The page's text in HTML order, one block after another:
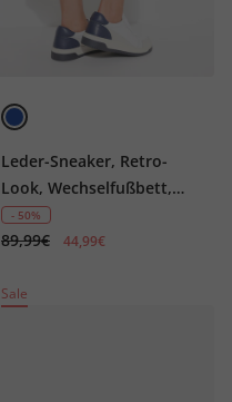
Leder-Sneaker, Retro-
Look, Wechselfußbett,
Weite H
- 50%
89,99€ 44,99€
Sale